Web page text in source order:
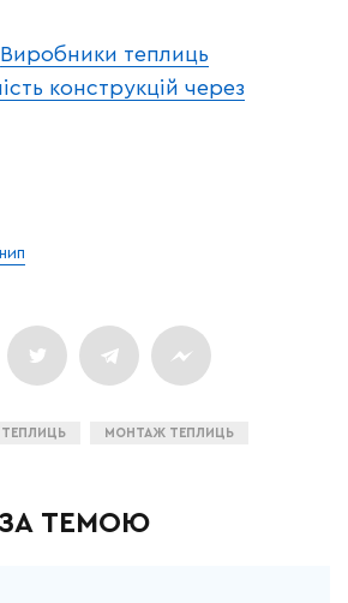
Виробники теплиць
конструкцій через
ТЕПЛИЦЬ МОНТАЖ ТЕПЛИЦЬ
ЗА ТЕМОЮ